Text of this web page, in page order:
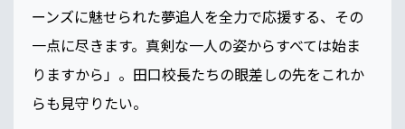
ーンズに魅せられた夢追人を全力で応援する、その
一点に尽きます。真剣な一人の姿からすべては始ま
りますから」。田口校長たちの眼差しの先をこれか
らも見守りたい。